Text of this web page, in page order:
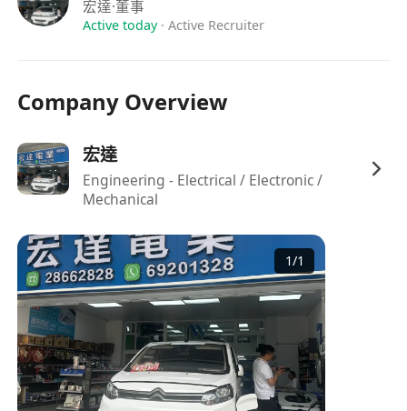
覽、行業活動及轉介管道建立業務網絡；粵語流
化為客戶價值語言，並以專業、誠信及耐心處理
福利
具市場競爭力之月薪及績效佣金制度，銷售達標
享有季度獎金及年度卓越表現獎勵。
提供全面職業發展支援，包括充電技術培訓、法
規更新講座、跨部門輪崗學習及內部晉升通道。
彈性工作安排，支援外勤與辦公室協同模式，並
按實際需要提供交通津貼及現場勘查補助。
享有法定公眾假期、有薪年假、病假及產假／侍
宏達·董事
Active today· Active Recruiter
Company Overview
宏達
Engineering - Electrical / Electronic /
Mechanical
1/1